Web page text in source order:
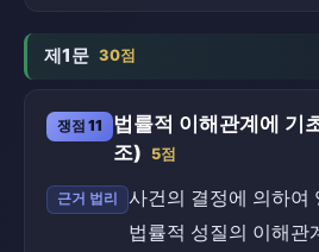
제1문 30점
쟁점 11
법률적 이해관계에 기
조) 5점
근거 법리
사건의 결정에 의하여
법률적 성질의 이해관